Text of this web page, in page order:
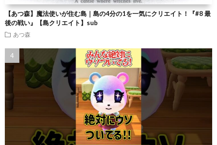
【あつ森】魔法使いが住む島｜島の4分の1を一気にクリエイト！『#8 最
後の戦い』【島クリエイト】sub
あつ森